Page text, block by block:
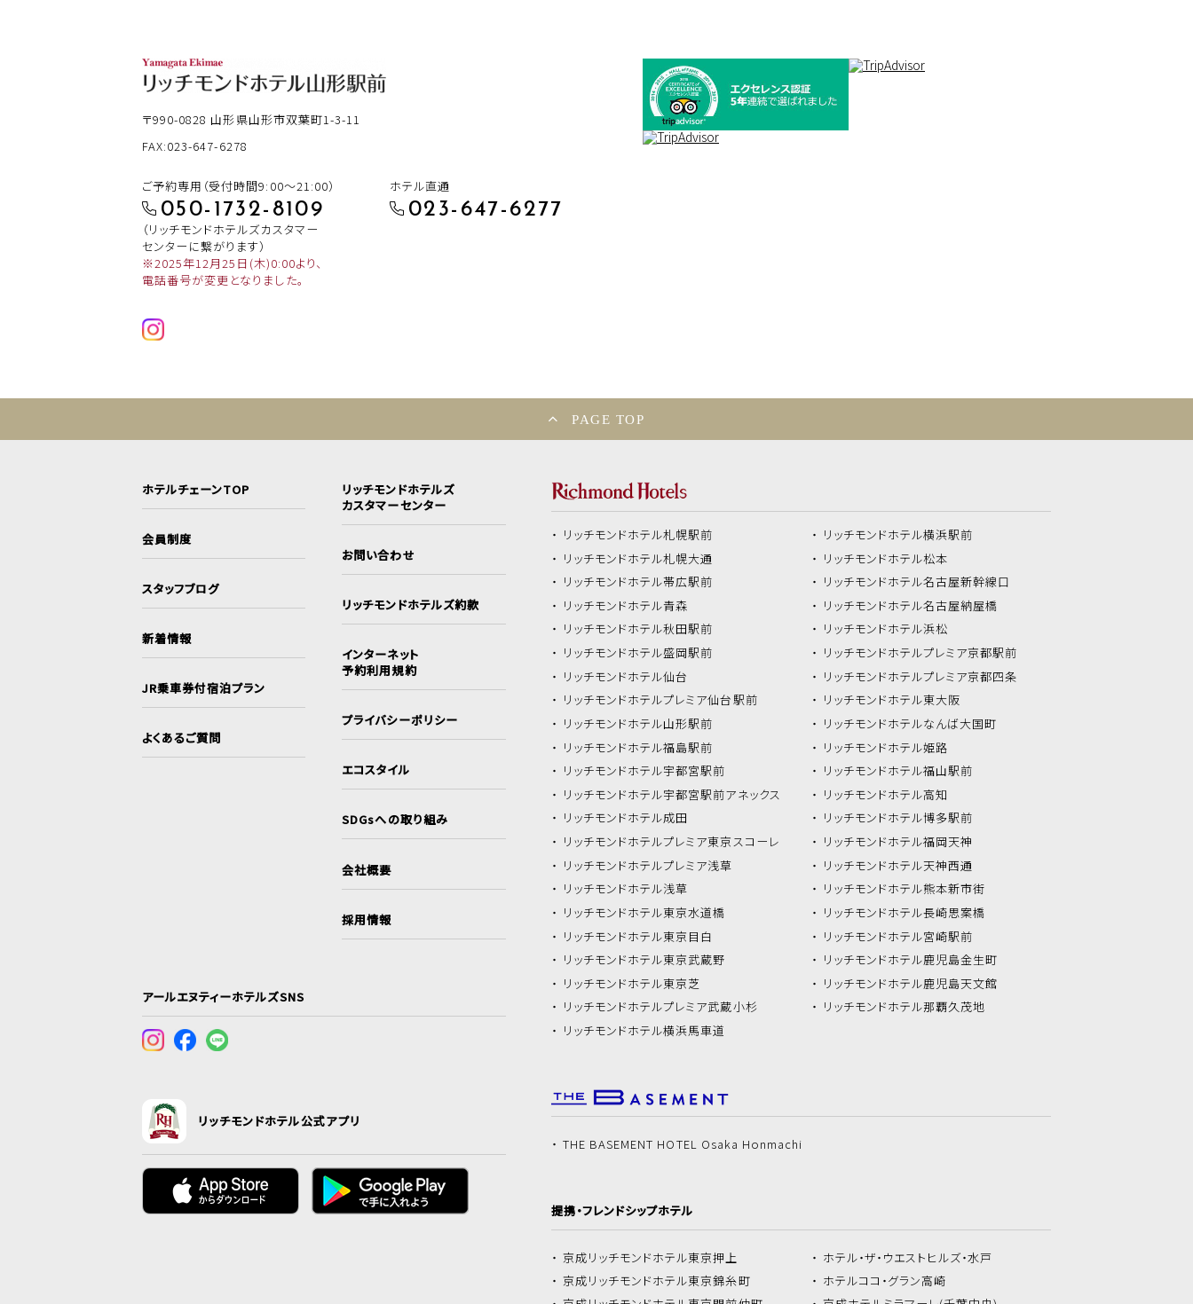
〒990-0828 山形県山形市双葉町1-3-11
FAX:023-647-6278
ご予約専用（受付時間9:00～21:00）
050-1732-8109
（リッチモンドホテルズカスタマー
センターに繋がります）
※2025年12月25日(木)0:00より、
電話番号が変更となりました。
ホテル直通
023-647-6277
PAGE TOP
ホテルチェーンTOP
会員制度
スタッフブログ
新着情報
JR乗車券付宿泊プラン
よくあるご質問
リッチモンドホテルズ
カスタマーセンター
お問い合わせ
リッチモンドホテルズ約款
インターネット
予約利用規約
プライバシーポリシー
エコスタイル
SDGsへの取り組み
会社概要
採用情報
アールエヌティーホテルズSNS
リッチモンドホテル公式アプリ
リッチモンドホテル札幌駅前
リッチモンドホテル札幌大通
リッチモンドホテル帯広駅前
リッチモンドホテル青森
リッチモンドホテル秋田駅前
リッチモンドホテル盛岡駅前
リッチモンドホテル仙台
リッチモンドホテルプレミア仙台駅前
リッチモンドホテル山形駅前
リッチモンドホテル福島駅前
リッチモンドホテル宇都宮駅前
リッチモンドホテル宇都宮駅前アネックス
リッチモンドホテル成田
リッチモンドホテルプレミア東京スコーレ
リッチモンドホテルプレミア浅草
リッチモンドホテル浅草
リッチモンドホテル東京水道橋
リッチモンドホテル東京目白
リッチモンドホテル東京武蔵野
リッチモンドホテル東京芝
リッチモンドホテルプレミア武蔵小杉
リッチモンドホテル横浜馬車道
リッチモンドホテル横浜駅前
リッチモンドホテル松本
リッチモンドホテル名古屋新幹線口
リッチモンドホテル名古屋納屋橋
リッチモンドホテル浜松
リッチモンドホテルプレミア京都駅前
リッチモンドホテルプレミア京都四条
リッチモンドホテル東大阪
リッチモンドホテルなんば大国町
リッチモンドホテル姫路
リッチモンドホテル福山駅前
リッチモンドホテル高知
リッチモンドホテル博多駅前
リッチモンドホテル福岡天神
リッチモンドホテル天神西通
リッチモンドホテル熊本新市街
リッチモンドホテル長崎思案橋
リッチモンドホテル宮崎駅前
リッチモンドホテル鹿児島金生町
リッチモンドホテル鹿児島天文館
リッチモンドホテル那覇久茂地
THE BASEMENT HOTEL Osaka Honmachi
提携・フレンドシップホテル
京成リッチモンドホテル東京押上 ホテル・ザ・ ウエストヒルズ・水戸
京成リッチモンドホテル東京錦糸町 ホテルココ・グラン高崎